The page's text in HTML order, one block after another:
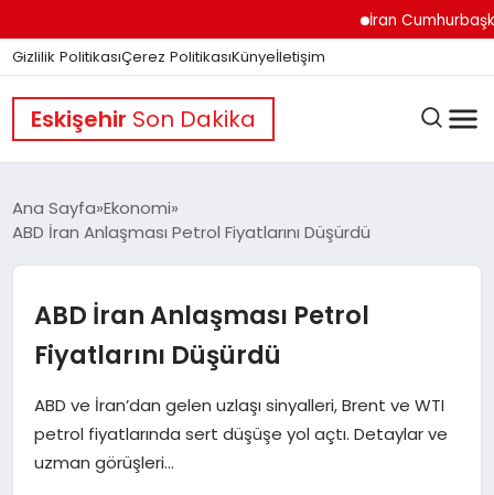
İran Cumhurbaşkanı
Gizlilik PolitikasıÇerez PolitikasıKünyeİletişim
Eskişehir Son Dakika
GÜNDEM
DÜNYA
EĞITIM
Ana Sayfa Ekonomi
ABD İran Anlaşması Petrol Fiyatlarını Düşürdü
ABD İran Anlaşması Petrol
Fiyatlarını Düşürdü
ABD ve İran’dan gelen uzlaşı sinyalleri, Brent ve WTI
petrol fiyatlarında sert düşüşe yol açtı. Detaylar ve
uzman görüşleri…